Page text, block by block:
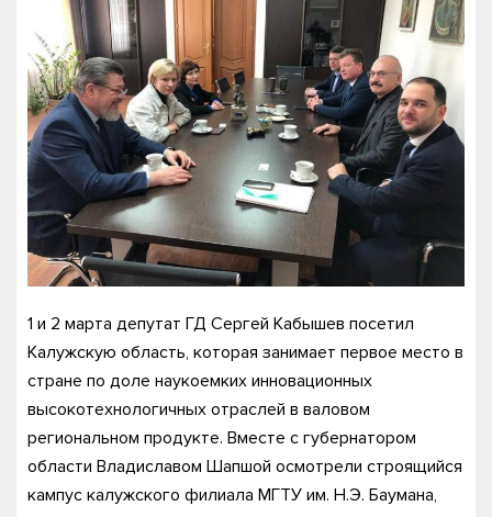
1 и 2 марта депутат ГД Сергей Кабышев посетил
Калужскую область, которая занимает первое место в
стране по доле наукоемких инновационных
высокотехнологичных отраслей в валовом
региональном продукте. Вместе с губернатором
области Владиславом Шапшой осмотрели строящийся
кампус калужского филиала МГТУ им. Н.Э. Баумана,